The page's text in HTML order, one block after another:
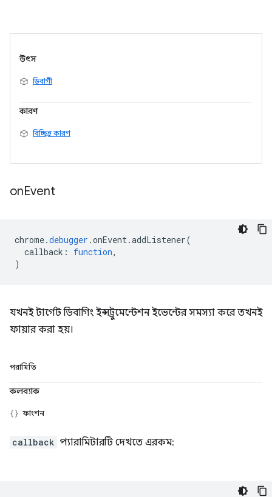
উৎস
ডিবাগী
কারণ
বিচ্ছিন্ন কারণ
onEvent
chrome.debugger .onEvent.addListener(
callback : function,
)
যখনই টার্গেট ডিবাগিং ইন্সট্রুমেন্টেশন ইভেন্টের সমস্যা করে তখনই
ফায়ার করা হয়।
পরামিতি
কলব্যাক
ফাংশন
callback প্যারামিটারটি দেখতে এরকম: